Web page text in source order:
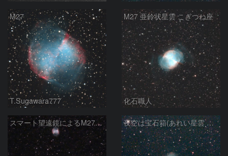
M27
T.Sugawara777
M27 亜鈴状星雲 こぎつね座
化石職人
スマート望遠鏡によるM27とM13 夜空は宝石箱(あれい星雲 M27) Seestar50